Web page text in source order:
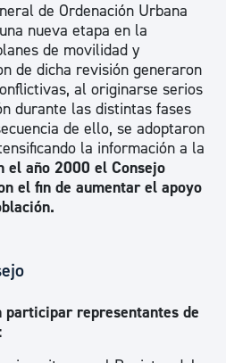
de Ordenación Urbana
nueva etapa en la
de movilidad y
de dicha revisión generaron
al originarse serios
durante las distintas fases
de ello, se adoptaron
la información a la
el año 2000 el Consejo
el fin de aumentar el apoyo
participar representantes de